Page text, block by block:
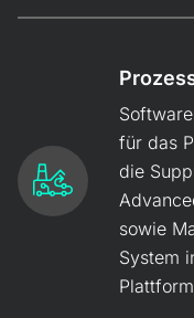
für das
die
sowie
System